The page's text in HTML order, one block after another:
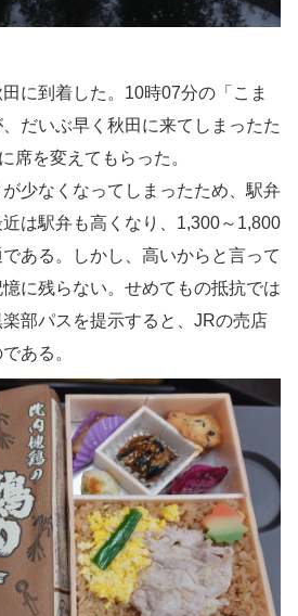
に到着した。10時07分の「こま
だいぶ早く秋田に来てしまったた
席を変えてもらった。
少なくなってしまったため、駅弁
は駅弁も高くなり、1,300～1,800
ある。しかし、高いからと言って
に残らない。せめてもの抵抗では
部パスを提示すると、JRの売店
ある。